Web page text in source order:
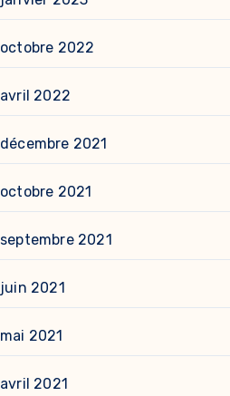
octobre 2022
avril 2022
décembre 2021
octobre 2021
septembre 2021
juin 2021
mai 2021
avril 2021